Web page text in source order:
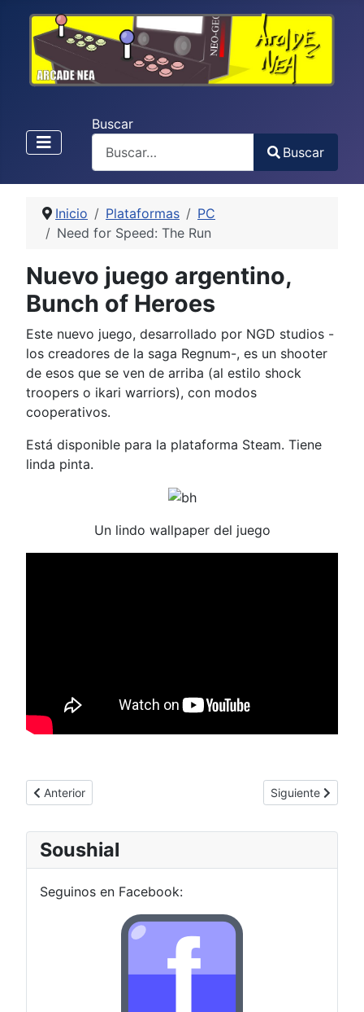
Buscar
Buscar
Inicio Plataformas
PC
Need for Speed: The Run
Nuevo juego argentino,
Bunch of Heroes
Este nuevo juego, desarrollado por NGD studios -
los creadores de la saga Regnum-, es un shooter
de esos que se ven de arriba (al estilo shock
troopers o ikari warriors), con modos
cooperativos.
Está disponible para la plataforma Steam. Tiene
linda pinta.
Un lindo wallpaper del juego
Artículo anterior: Compilar Stepmania 5 desde el repositorio
Anterior Artículo
Siguiente
Soushial
Seguinos en Facebook: